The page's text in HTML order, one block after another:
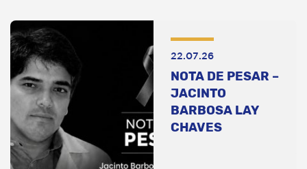
22.07.26
NOTA DE PESAR –
JACINTO
BARBOSA LAY
CHAVES